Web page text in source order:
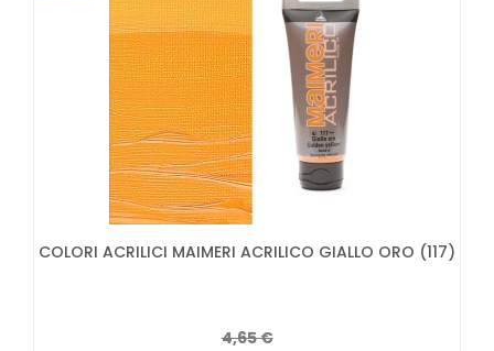
COLORI ACRILICI MAIMERI ACRILICO GIALLO ORO (117)
4,65 €